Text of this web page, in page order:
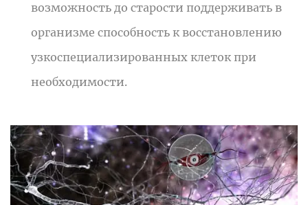
возможность до старости поддерживать в
организме способность к восстановлению
узкоспециализированных клеток при
необходимости.